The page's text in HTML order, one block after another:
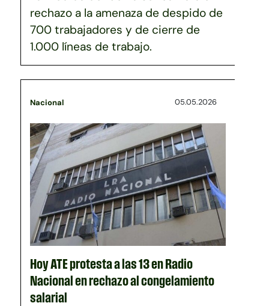
rechazo a la amenaza de despido de
700 trabajadores y de cierre de
1.000 líneas de trabajo.
Nacional 05.05.2026
Hoy ATE protesta a las 13 en Radio
Nacional en rechazo al congelamiento
salarial